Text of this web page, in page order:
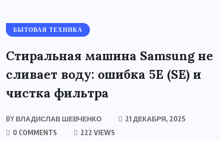
БЫТОВАЯ ТЕХНИКА
Стиральная машина Samsung не
сливает воду: ошибка 5E (SE) и
чистка фильтра
BY ВЛАДИСЛАВ ШЕВЧЕНКО
21 ДЕКАБРЯ, 2025
0 COMMENTS
222 VIEWS